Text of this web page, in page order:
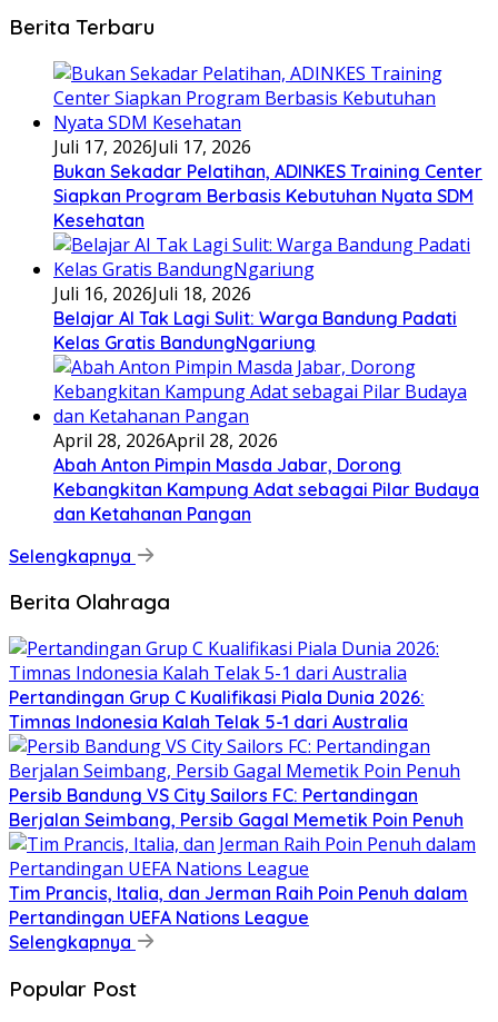
Berita Terbaru
Juli 17, 2026Juli 17, 2026
Bukan Sekadar Pelatihan, ADINKES Training Center
Siapkan Program Berbasis Kebutuhan Nyata SDM
Kesehatan
Juli 16, 2026Juli 18, 2026
Belajar AI Tak Lagi Sulit: Warga Bandung Padati
Kelas Gratis BandungNgariung
April 28, 2026April 28, 2026
Abah Anton Pimpin Masda Jabar, Dorong
Kebangkitan Kampung Adat sebagai Pilar Budaya
dan Ketahanan Pangan
Selengkapnya
Berita Olahraga
Pertandingan Grup C Kualifikasi Piala Dunia 2026:
Timnas Indonesia Kalah Telak 5-1 dari Australia
Persib Bandung VS City Sailors FC: Pertandingan
Berjalan Seimbang, Persib Gagal Memetik Poin Penuh
Tim Prancis, Italia, dan Jerman Raih Poin Penuh dalam
Pertandingan UEFA Nations League
Selengkapnya
Popular Post